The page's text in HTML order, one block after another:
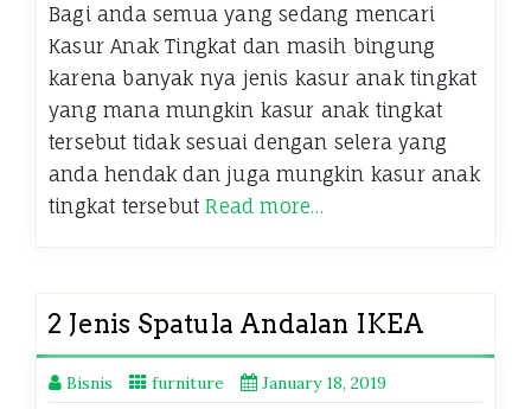
Bagi anda semua yang sedang mencari
Kasur Anak Tingkat dan masih bingung
karena banyak nya jenis kasur anak tingkat
yang mana mungkin kasur anak tingkat
tersebut tidak sesuai dengan selera yang
anda hendak dan juga mungkin kasur anak
tingkat tersebutRead more…
2 Jenis Spatula Andalan IKEA
Bisnis furniture January 18, 2019